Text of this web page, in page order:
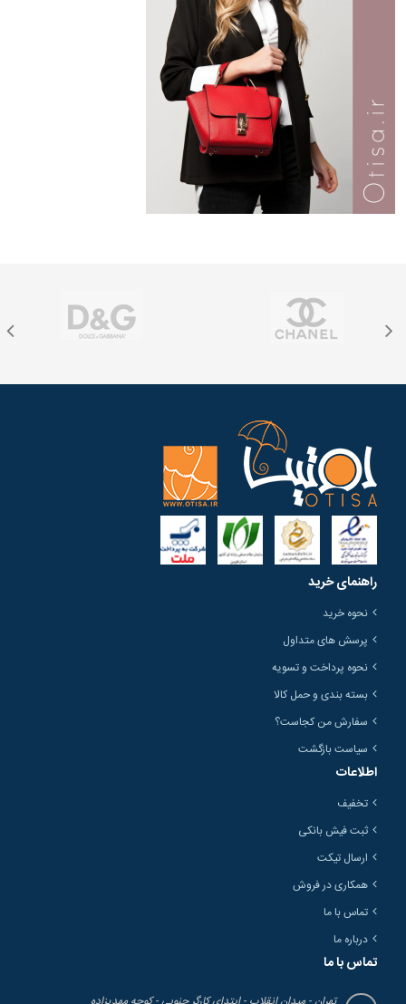
راهنمای خرید
نحوه خرید
پرسش های متداول
نحوه پرداخت و تسویه
بسته بندی و حمل کالا
سفارش من کجاست؟
سیاست بازگشت
اطلاعات
تخفیف
ثبت فیش بانکی
ارسال تیکت
همکاری در فروش
تماس با ما
درباره ما
تماس با ما